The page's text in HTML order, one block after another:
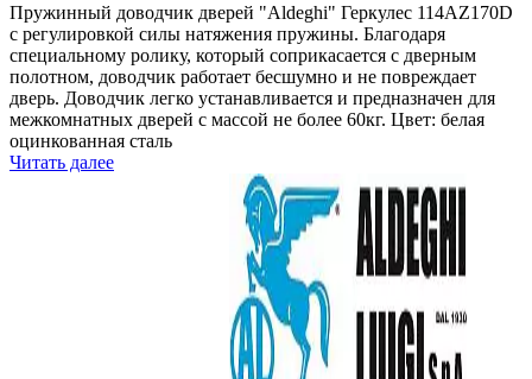
Пружинный доводчик дверей "Aldeghi" Геркулес 114AZ170D
с регулировкой силы натяжения пружины. Благодаря
специальному ролику, который соприкасается с дверным
полотном, доводчик работает бесшумно и не повреждает
дверь. Доводчик легко устанавливается и предназначен для
межкомнатных дверей с массой не более 60кг. Цвет: белая
оцинкованная сталь
Читать далее